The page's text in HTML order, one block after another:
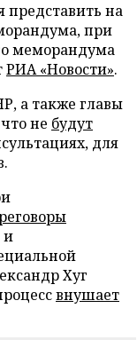
представить на
при
меморандума
РИА «Новости».
а также главы
не будут
для
и
Хуг
внушает